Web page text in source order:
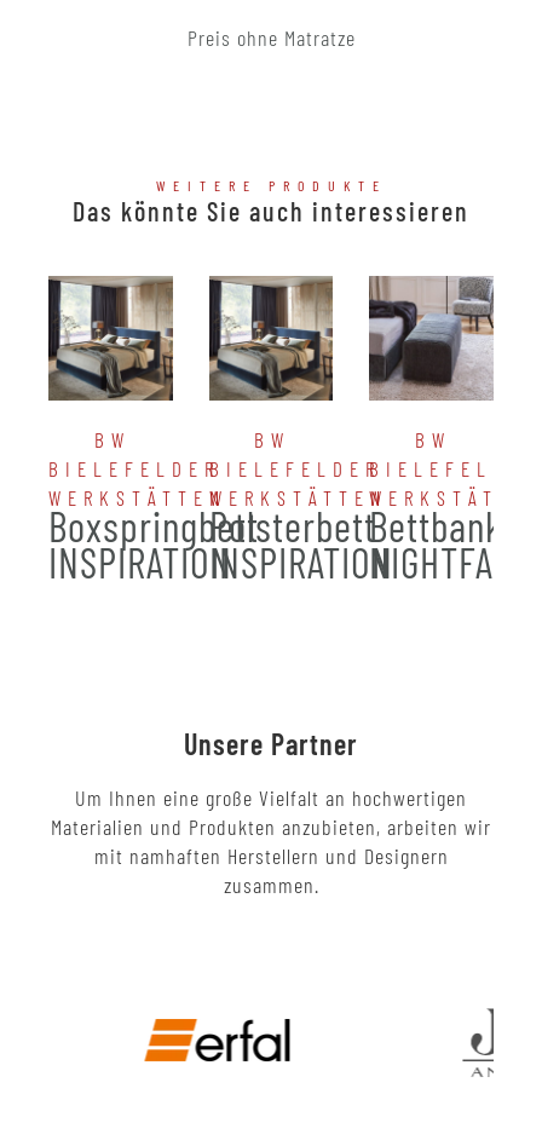
Preis ohne Matratze
WEITERE PRODUKTE
Das könnte Sie auch interessieren
BW
BIELEFELDER
WERKSTÄTTEN
Boxspringbett
INSPIRATION
BW
BIELEFELDER
WERKSTÄTTEN
Polsterbett
INSPIRATION
BW
BIELEFELDER
Bettbank
NIGHTFALL
Unsere Partner
Um Ihnen eine große Vielfalt an hochwertigen
Materialien und Produkten anzubieten, arbeiten wir
mit namhaften Herstellern und Designern
zusammen.